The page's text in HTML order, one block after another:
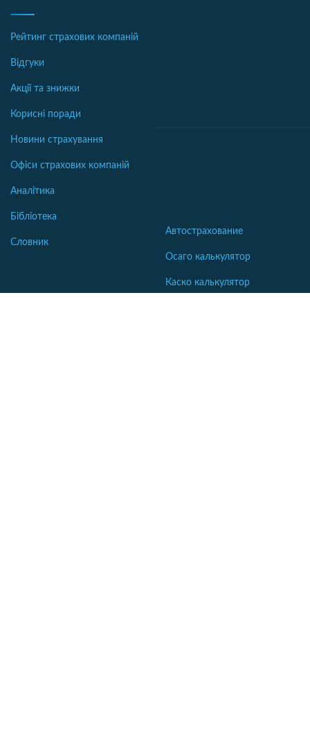
Рейтинг страхових компаній
Відгуки
Акції та знижки
Корисні поради
Новини страхування
Офіси страхових компаній
Аналітика
Бібліотека
Словник
Автострахование
Осаго калькулятор
Каско калькулятор